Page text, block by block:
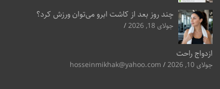
چند روز بعد از کاشت ابرو می‌توان ورزش کرد؟
جولای 18, 2026
ازدواج راحت
جولای 10, 2026 hosseinmikhak@yahoo.com